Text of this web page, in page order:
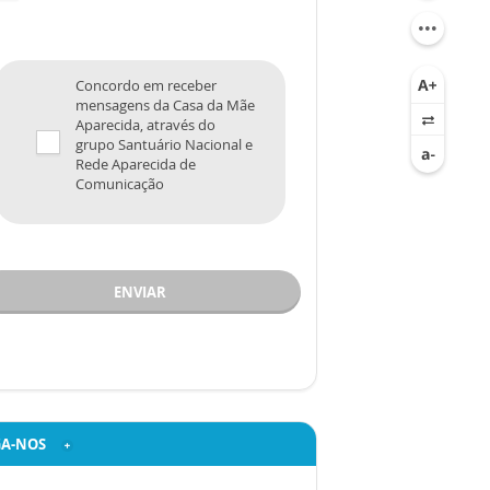
Concordo em receber
mensagens da Casa da Mãe
Aparecida, através do
grupo Santuário Nacional e
Rede Aparecida de
Comunicação
ENVIAR
NOS